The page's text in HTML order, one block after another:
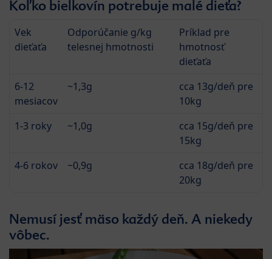
Koľko bielkovín potrebuje malé dieťa?
Vek
dieťaťa
Odporúčanie g/kg
telesnej hmotnosti
Príklad pre
hmotnosť
dieťaťa
6-12
mesiacov
~1,3g
cca 13g/deň pre
10kg
1-3 roky
~1,0g
cca 15g/deň pre
15kg
4-6 rokov
~0,9g
cca 18g/deň pre
20kg
Nemusí jesť mäso každý deň. A niekedy
vôbec.